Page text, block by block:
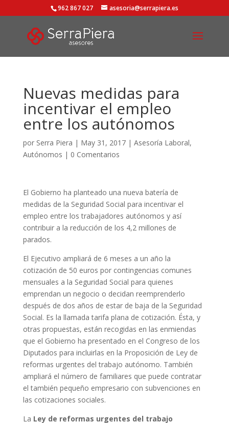
962 867 027 asesoria@serrapiera.es
Nuevas medidas para
incentivar el empleo
entre los autónomos
por Serra Piera | May 31, 2017| Asesoría Laboral,
Autónomos | 0 Comentarios
El Gobierno ha planteado una nueva batería de
medidas de la Seguridad Social para incentivar el
empleo entre los trabajadores autónomos y así
contribuir a la reducción de los 4,2 millones de
parados.
El Ejecutivo ampliará de 6 meses a un año la
cotización de 50 euros por contingencias comunes
mensuales a la Seguridad Social para quienes
emprendan un negocio o decidan reemprenderlo
después de dos años de estar de baja de la Seguridad
Social. Es la llamada tarifa plana de cotización. Ésta, y
otras propuestas, están recogidas en las enmiendas
que el Gobierno ha presentado en el Congreso de los
Diputados para incluirlas en la Proposición de Ley de
reformas urgentes del trabajo autónomo. También
ampliará el número de familiares que puede contratar
el también pequeño empresario con subvenciones en
las cotizaciones sociales.
La Ley de reformas urgentes del trabajo